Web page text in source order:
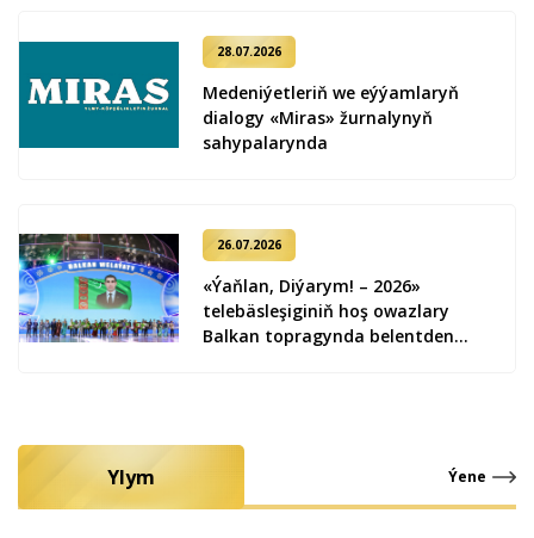
28.07.2026
Medeniýetleriň we eýýamlaryň
dialogy «Miras» žurnalynyň
sahypalarynda
26.07.2026
«Ýaňlan, Diýarym! – 2026»
telebäsleşiginiň hoş owazlary
Balkan topragynda belentden
Ylym Ýene